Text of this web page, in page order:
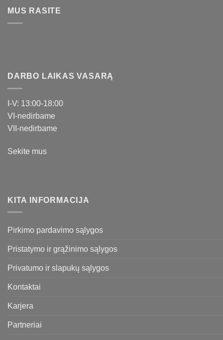
MUS RASITE
DARBO LAIKAS VASARĄ
I-V: 13:00-18:00
VI-nedirbame
VII-nedirbame
Sekite mus
KITA INFORMACIJA
Pirkimo pardavimo sąlygos
Pristatymo ir grąžinimo sąlygos
Privatumo ir slapukų sąlygos
Kontaktai
Karjera
Partneriai